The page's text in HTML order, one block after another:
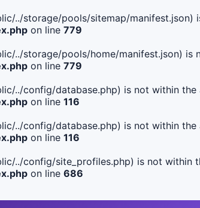
../storage/pools/sitemap/manifest.json)
on line 779
../storage/pools/home/manifest.json) is
on line 779
../config/database.php) is not within the
on line 116
../config/database.php) is not within the
on line 116
../config/site_profiles.php) is not within
on line 686